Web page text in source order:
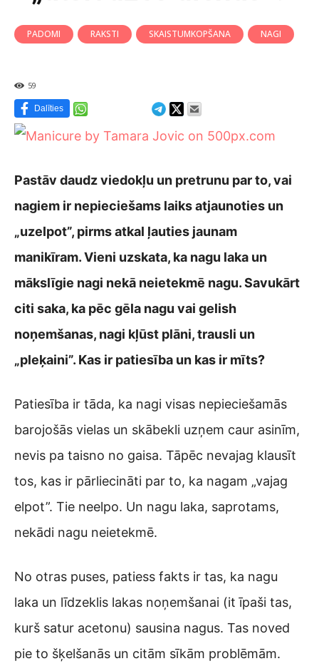
PADOMI RAKSTI SKAISTUMKOPŠANA NAGI
59
Dalīties
Pastāv daudz viedokļu un pretrunu par to, vai
nagiem ir nepieciešams laiks atjaunoties un
„uzelpot”, pirms atkal ļauties jaunam
manikīram. Vieni uzskata, ka nagu laka un
mākslīgie nagi nekā neietekmē nagu. Savukārt
citi saka, ka pēc gēla nagu vai gelish
noņemšanas, nagi kļūst plāni, trausli un
„pleķaini”. Kas ir patiesība un kas ir mīts?
Patiesība ir tāda, ka nagi visas nepieciešamās
barojošās vielas un skābekli uzņem caur asinīm,
nevis pa taisno no gaisa. Tāpēc nevajag klausīt
tos, kas ir pārliecināti par to, ka nagam „vajag
elpot”. Tie neelpo. Un nagu laka, saprotams,
nekādi nagu neietekmē.
No otras puses, patiess fakts ir tas, ka nagu
laka un līdzeklis lakas noņemšanai (it īpaši tas,
kurš satur acetonu) sausina nagus. Tas noved
pie to šķelšanās un citām sīkām problēmām.